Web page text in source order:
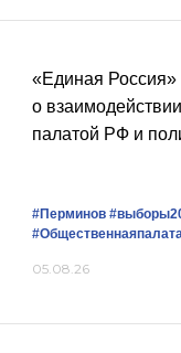
«Единая
о
палатой РФ и
#Перминов
05.08.26